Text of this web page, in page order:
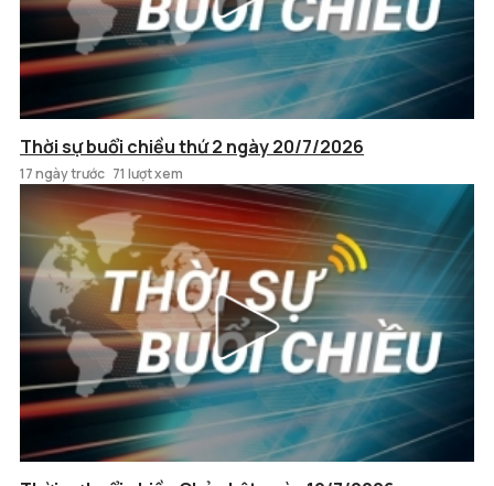
Thời sự buổi chiều thứ 2 ngày 20/7/2026
17 ngày trước 71 lượt xem